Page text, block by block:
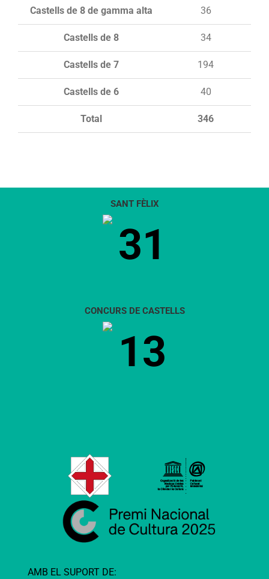
Total 346
Castells de 8 de gamma alta 36
Castells de 8 34
Castells de 7 194
Castells de 6 40
SANT FÈLIX
31
CONCURS DE CASTELLS
13
AMB EL SUPORT DE: